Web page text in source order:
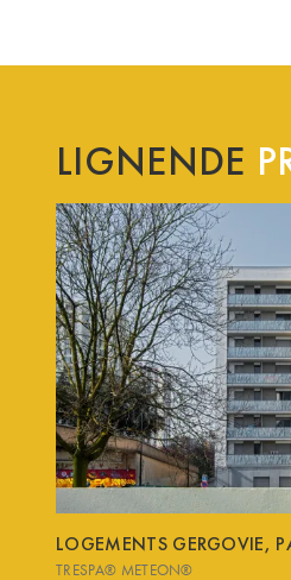
LIGNENDE
LOGEMENTS GERGOVIE,
TRESPA® METEON®